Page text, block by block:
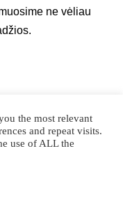
ne vėliau
bendra
Ši suma
momento iki
kainos gali
the most relevant
and repeat visits.
use of ALL the